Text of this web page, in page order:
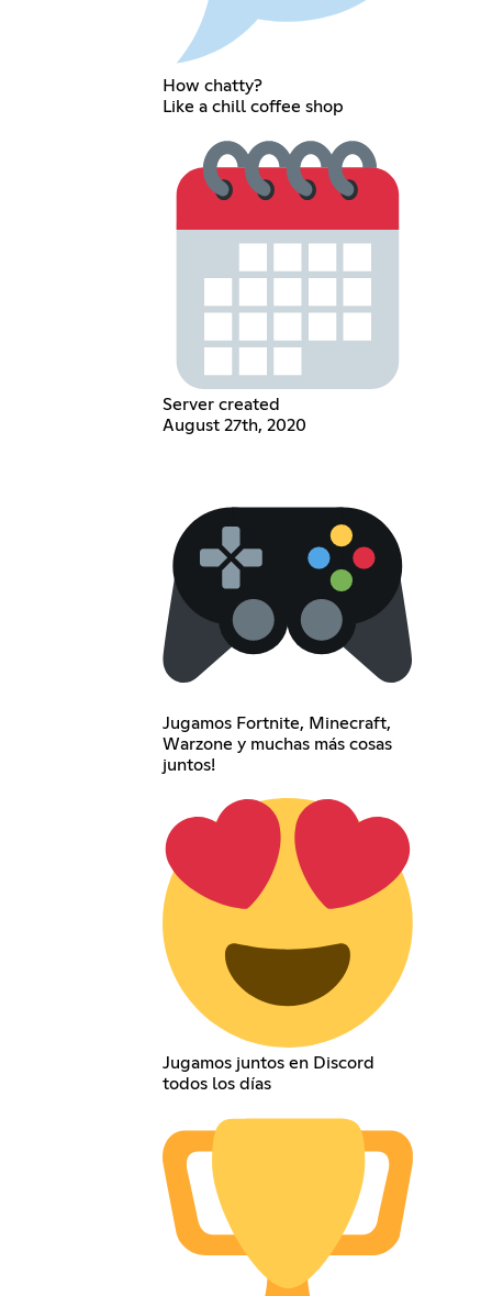
How chatty?
Like a chill coffee shop
Server created
August 27th, 2020
Jugamos Fortnite, Minecraft,
Warzone y muchas más cosas
juntos!
Jugamos juntos en Discord
todos los días